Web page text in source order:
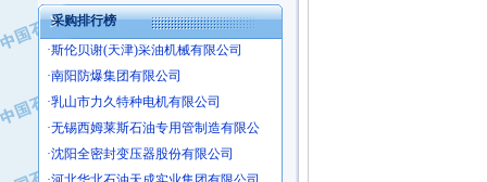
采购排行榜
·大庆油田物资集团
·斯伦贝谢(天津)采油机械有限公司
·南阳防爆集团有限公司
·乳山市力久特种电机有限公司
·无锡西姆莱斯石油专用管制造有限公
·沈阳全密封变压器股份有限公司
·河北华北石油天成实业集团有限公司